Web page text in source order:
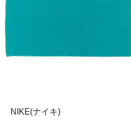
NIKE(ナイキ)